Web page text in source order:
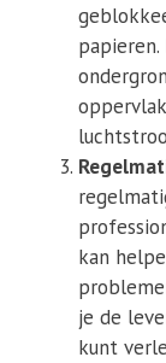
kan
je de
kunt